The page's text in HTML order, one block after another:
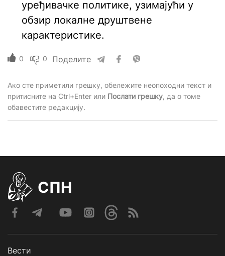
уређивачке политике, узимајући у
обзир локалне друштвене
карактеристике.
0 0 Поделите
Ако сте приметили грешку, обележите неопоходни текст и
притисните на Ctrl+Enter или Послати грешку, да о томе
обавестите редакцију.
СПН
Вести